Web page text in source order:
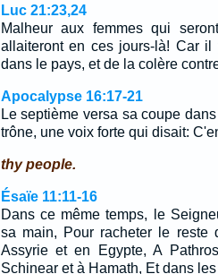
Luc 21:23,24
Malheur aux femmes qui
allaiteront en ces jours-là! Car
dans le pays, et de la colère
Apocalypse 16:17-21
Le septième versa sa coupe
trône, une voix forte qui disait:
thy people.
Ésaïe 11:11-16
Dans ce même temps, le
sa main, Pour racheter le reste
Assyrie et en Egypte, A
Schinear et à Hamath, Et dans